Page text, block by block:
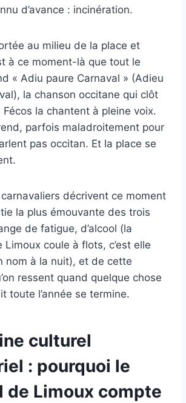
d’avance : incinération.
au milieu de la place et
à ce moment-là que tout le
« Adiu paure Carnaval » (Adieu
la chanson occitane qui clôt
Fécos la chantent à pleine voix.
parfois maladroitement pour
pas occitan. Et la place se
décrivent ce moment
la plus émouvante des trois
de fatigue, d’alcool (la
coule à flots, c’est elle
nom à la nuit), et de cette
ressent quand quelque chose
toute l’année se termine.
culturel
: pourquoi le
de Limoux compte